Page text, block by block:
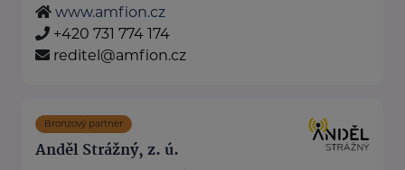
www.amfion.cz
+420 731 774 174
reditel@amfion.cz
Bronzový partner
Anděl Strážný, z. ú.